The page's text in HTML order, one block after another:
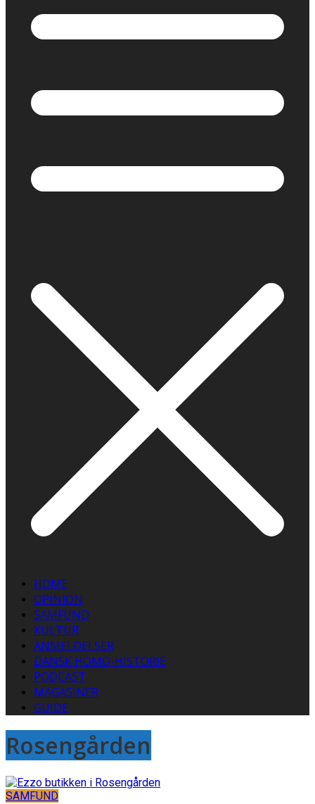
HOME
OPINION
SAMFUND
KULTUR
ANMELDELSER
DANSK HOMO-HISTORIE
PODCAST
MAGASINER
GUIDE
Rosengården
SAMFUND